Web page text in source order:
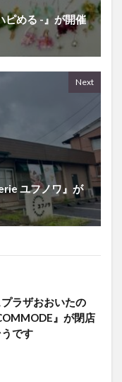
ピめる -』が開催
Next
ユフノワ』が
ラザおおいたの
』が閉店
です